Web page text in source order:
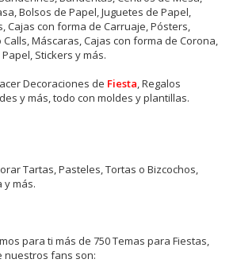
Bolsos de Papel, Juguetes de Papel,
Cajas con forma de Carruaje, Pósters,
Máscaras, Cajas con forma de Corona,
Stickers y más.
Decoraciones de Fiesta, Regalos
y más, todo con moldes y plantillas.
Tartas, Pasteles, Tortas o Bizcochos,
y más.
para ti más de 750 Temas para Fiestas,
fans son: